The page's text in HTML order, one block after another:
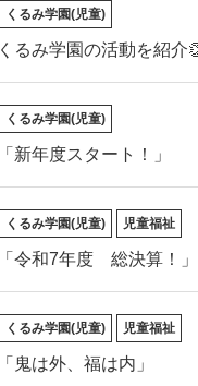
くるみ学園(児童)
くるみ学園の活動を紹介
くるみ学園(児童)
「新年度スタート！」
くるみ学園(児童) 児童福祉
「令和7年度 総決算！」
くるみ学園(児童) 児童福祉
「鬼は外、福は内」